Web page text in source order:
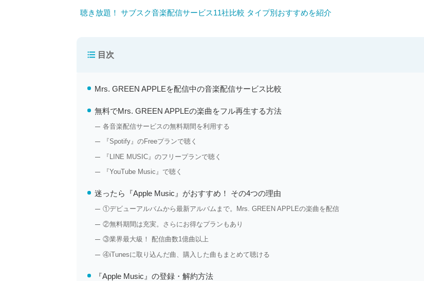
聴き放題！ サブスク音楽配信サービス11社比較 タイプ別おすすめを紹介
目次
Mrs. GREEN APPLEを配信中の音楽配信サービス比較
無料でMrs. GREEN APPLEの楽曲をフル再生する方法
各音楽配信サービスの無料期間を利用する
『Spotify』のFreeプランで聴く
『LINE MUSIC』のフリープランで聴く
『YouTube Music』で聴く
迷ったら『Apple Music』がおすすめ！ その4つの理由
①デビューアルバムから最新アルバムまで。Mrs. GREEN APPLEの楽曲を配信
②無料期間は充実。さらにお得なプランもあり
③業界最大級！ 配信曲数1億曲以上
④iTunesに取り込んだ曲、購入した曲もまとめて聴ける
『Apple Music』の登録・解約方法